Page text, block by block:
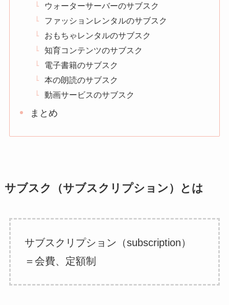
ウォーターサーバーのサブスク
ファッションレンタルのサブスク
おもちゃレンタルのサブスク
知育コンテンツのサブスク
電子書籍のサブスク
本の朗読のサブスク
動画サービスのサブスク
まとめ
サブスク（サブスクリプション）とは
サブスクリプション（subscription）
＝会費、定額制